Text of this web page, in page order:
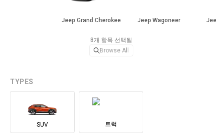
Jeep Grand Cherokee Jeep Wagoneer Jeep
8개 항목 선택됨
Browse All
TYPES
SUV 트럭